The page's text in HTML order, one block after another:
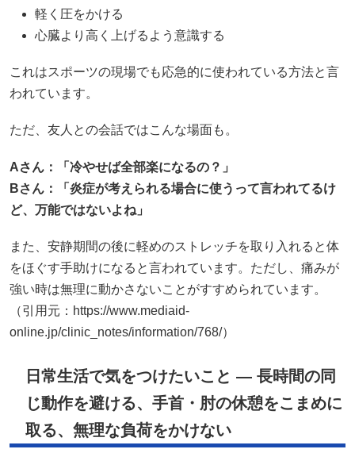
軽く圧をかける
心臓より高く上げるよう意識する
これはスポーツの現場でも応急的に使われている方法と言
われています。
ただ、友人との会話ではこんな場面も。
Aさん：「冷やせば全部楽になるの？」
Bさん：「炎症が考えられる場合に使うって言われてるけ
ど、万能ではないよね」
また、安静期間の後に軽めのストレッチを取り入れると体
をほぐす手助けになると言われています。ただし、痛みが
強い時は無理に動かさないことがすすめられています。
（引用元：https://www.mediaid-
online.jp/clinic_notes/information/768/）
日常生活で気をつけたいこと — 長時間の同
じ動作を避ける、手首・肘の休憩をこまめに
取る、無理な負荷をかけない